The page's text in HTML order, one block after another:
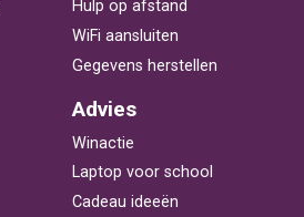
Hulp op afstand
WiFi aansluiten
Gegevens herstellen
Advies
Winactie
Laptop voor school
Cadeau ideeën